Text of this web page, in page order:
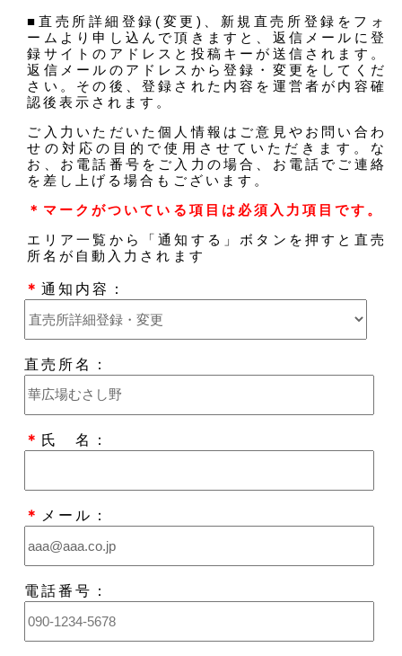
■直売所詳細登録(変更)、新規直売所登録をフォ
ームより申し込んで頂きますと、返信メールに登
録サイトのアドレスと投稿キーが送信されます。
返信メールのアドレスから登録・変更をしてくだ
さい。その後、登録された内容を運営者が内容確
認後表示されます。
ご入力いただいた個人情報はご意見やお問い合わ
せの対応の目的で使用させていただきます。な
お、お電話番号をご入力の場合、お電話でご連絡
を差し上げる場合もございます。
＊マークがついている項目は必須入力項目です。
エリア一覧から「通知する」ボタンを押すと直売
所名が自動入力されます
＊通知内容：
直売所名：
＊ 氏 名：
＊ メール：
電話番号：